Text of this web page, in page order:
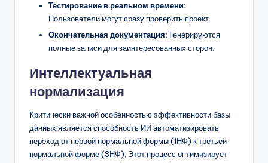
Тестирование в реальном времени:
Пользователи могут сразу проверить проект.
Окончательная документация: Генерируются
полные записи для заинтересованных сторон.
Интеллектуальная
нормализация
Критически важной особенностью эффективности базы
данных является способность ИИ автоматизировать
переход от первой нормальной формы (1НФ) к третьей
нормальной форме (3НФ). Этот процесс оптимизирует